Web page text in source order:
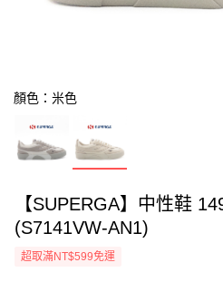
顏色：米色
【SUPERGA】中性鞋
(S7141VW-AN1)
超取滿NT$599免運